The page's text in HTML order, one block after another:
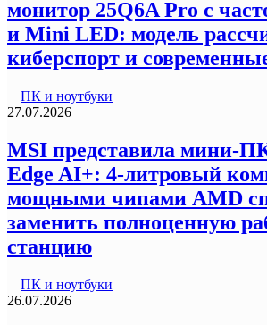
монитор 25Q6A Pro с
и Mini LED: модель
киберспорт и
ПК и ноутбуки
27.07.2026
MSI представила мини-
Edge AI+: 4-литровый
мощными чипами AMD
заменить полноценную
станцию
ПК и ноутбуки
26.07.2026